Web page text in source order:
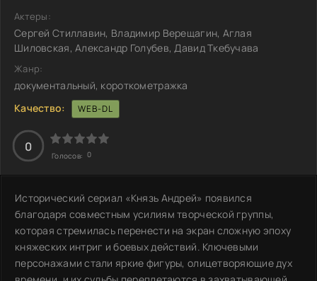
Актеры:
Сергей Стиллавин, Владимир Верещагин, Аглая
Шиловская, Александр Голубев, Давид Ткебучава
Жанр:
документальный, короткометражка
Качество:
WEB-DL
0
Голосов: 0
Исторический сериал «Князь Андрей» появился
благодаря совместным усилиям творческой группы,
которая стремилась перенести на экран сложную эпоху
княжеских интриг и боевых действий. Ключевыми
персонажами стали яркие фигуры, олицетворяющие дух